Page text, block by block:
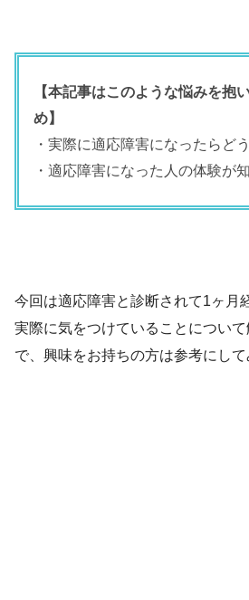
【本記事はこのような悩みを抱
め】
・実際に適応障害になったらど
・適応障害になった人の体験が
今回は適応障害と診断されて1ヶ月
実際に気をつけていることについ
で、興味をお持ちの方は参考にして